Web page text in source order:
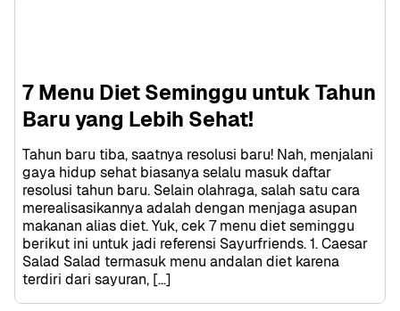
7 Menu Diet Seminggu untuk Tahun
Baru yang Lebih Sehat!
Tahun baru tiba, saatnya resolusi baru! Nah, menjalani
gaya hidup sehat biasanya selalu masuk daftar
resolusi tahun baru. Selain olahraga, salah satu cara
merealisasikannya adalah dengan menjaga asupan
makanan alias diet. Yuk, cek 7 menu diet seminggu
berikut ini untuk jadi referensi Sayurfriends. 1. Caesar
Salad Salad termasuk menu andalan diet karena
terdiri dari sayuran, […]